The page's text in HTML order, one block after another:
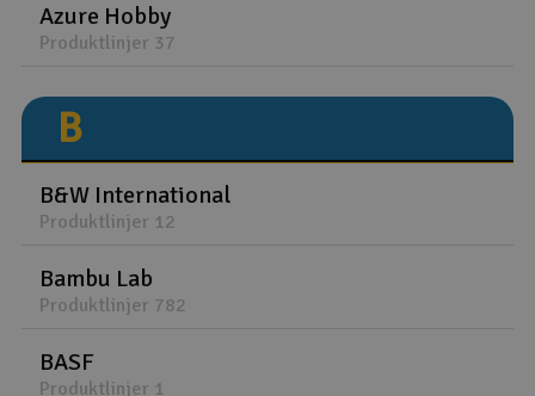
Azure Hobby
Produktlinjer 37
B
B&W International
Produktlinjer 12
Bambu Lab
Produktlinjer 782
BASF
Produktlinjer 1